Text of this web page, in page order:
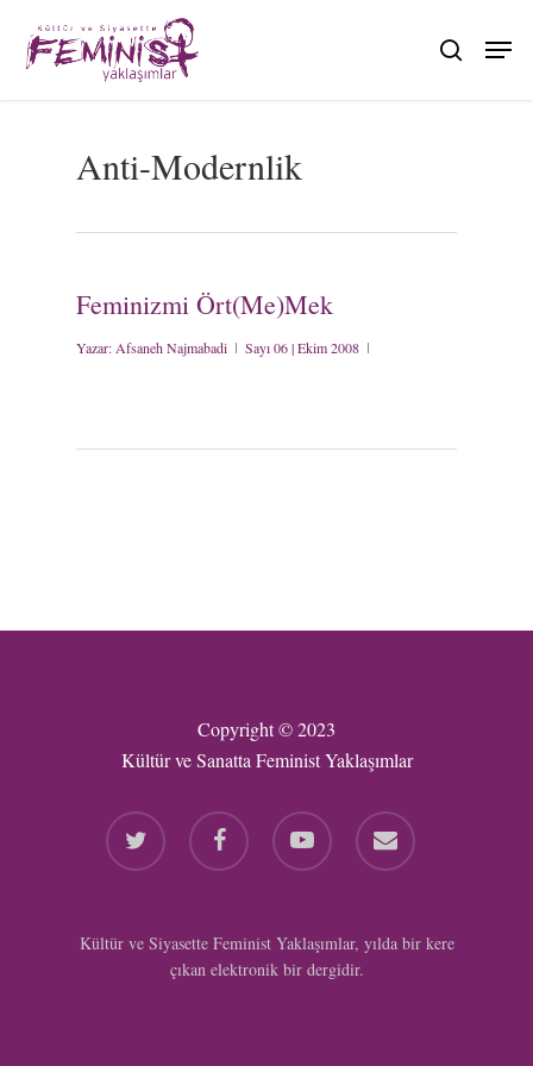
main
search
Anti-Modernlik
Feminizmi Ört(Me)Mek
Yazar: Afsaneh Najmabadi Sayı 06 | Ekim 2008
Copyright © 2023
Kültür ve Sanatta Feminist Yaklaşımlar
twitter facebook youtube email
Kültür ve Siyasette Feminist Yaklaşımlar, yılda bir kere
çıkan elektronik bir dergidir.